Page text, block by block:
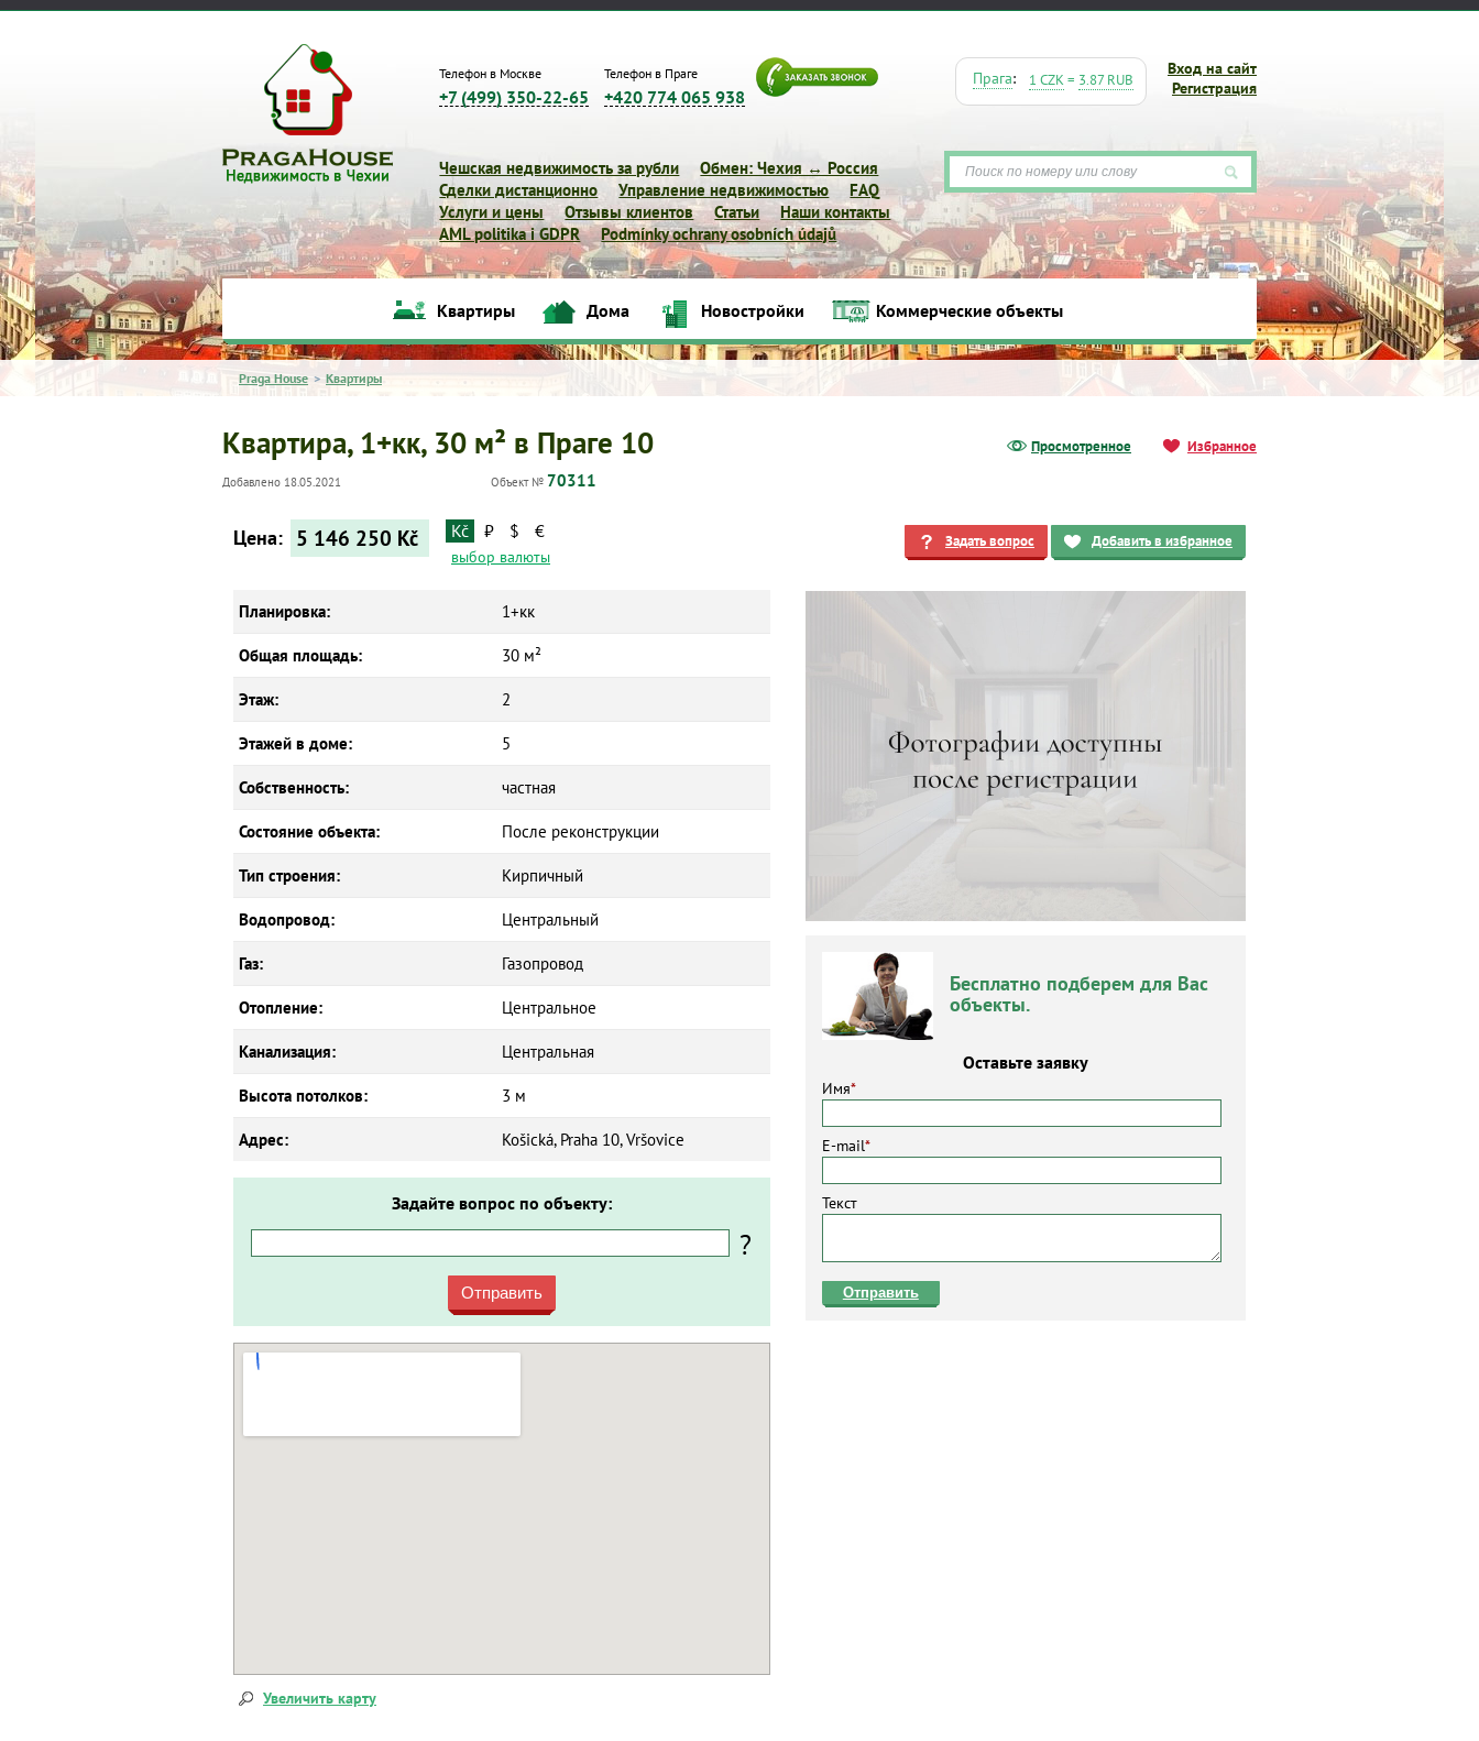
Телефон в Москве
+7 (499) 350-22-65
Телефон в Праге
+420 774 065 938
Вход на сайт
Регистрация
Прага: 1 CZK= 3.87 RUB
Чешская недвижимость за рубли
Обмен: Чехия ↔ Россия
Сделки дистанционно
Управление недвижимостью
FAQ
Услуги и цены
Отзывы клиентов Статьи
Наши контакты
AML politika i GDPR
Podmínky ochrany osobních údajů
Квартиры Дома Новостройки Коммерческие объекты
Квартиры Дома Новостройки Коммерческие объекты
Praga House > Квартиры
Просмотренное Избранное
Квартира, 1+кк, 30 м² в Праге 10
Добавлено 18.05.2021 Объект № 70311
Задать вопрос Добавить в избранное
Бесплатно подберем для Вас
объекты.
Оставьте заявку
Имя*
E-mail*
Текст
Отправить
Цена: 5 146 250 Kč Kč ₽ $ €
выбор валюты
Планировка: 1+кк
Общая площадь: 30 м²
Этаж: 2
Этажей в доме: 5
Собственность: частная
Состояние объекта: После реконструкции
Тип строения: Кирпичный
Водопровод: Центральный
Газ: Газопровод
Отопление: Центральное
Канализация: Центральная
Высота потолков: 3 м
Адрес: Košická, Praha 10, Vršovice
Задайте вопрос по объекту:
?
Отправить
Увеличить карту